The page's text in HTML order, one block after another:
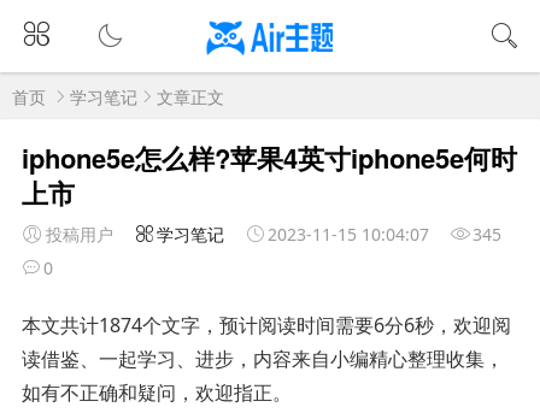
首页 学习笔记 文章正文
iphone5e怎么样?苹果4英寸iphone5e何时
上市
投稿用户 学习笔记 2023-11-15 10:04:07
345
0
本文共计1874个文字，预计阅读时间需要6分6秒，欢迎阅
读借鉴、一起学习、进步，内容来自小编精心整理收集，
如有不正确和疑问，欢迎指正。